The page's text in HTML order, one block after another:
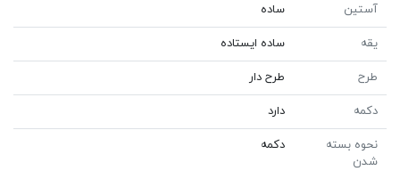
آستین ساده
یقه ساده ایستاده
طرح طرح دار
دکمه دارد
نحوه بسته
شدن
دکمه